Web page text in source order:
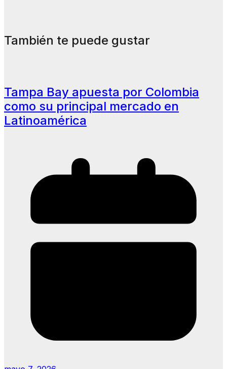
También te puede gustar
Tampa Bay apuesta por Colombia
como su principal mercado en
Latinoamérica